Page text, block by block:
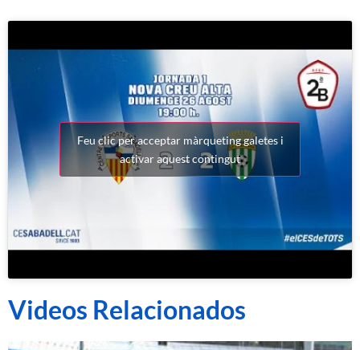
Feu clic per acceptar màrqueting galetes i
activar aquest contingut
Videos Relacionados